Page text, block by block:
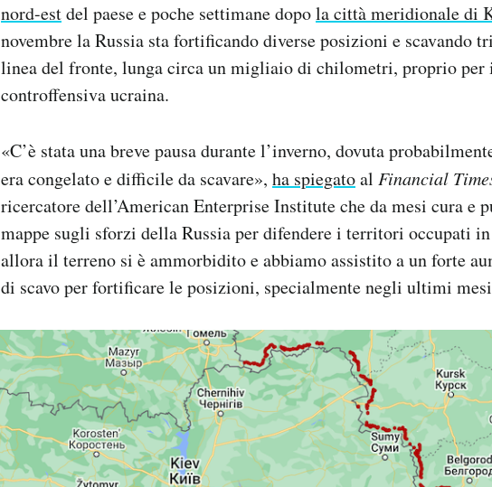
nord-estdel paese e poche settimane dopola città meridionale di
novembre la Russia sta fortificando diverse posizioni e scavando
linea del fronte, lunga circa un migliaio di chilometri, proprio per
controffensiva ucraina.
«C’è stata una breve pausa durante l’inverno, dovuta
era congelato e difficile da scavare», ha spiegatoal Financial
ricercatore dell’American Enterprise Institute che da mesi cura e
mappe sugli sforzi della Russia per difendere i territori occupati
allora il terreno si è ammorbidito e abbiamo assistito a un forte
di scavo per fortificare le posizioni, specialmente negli ultimi